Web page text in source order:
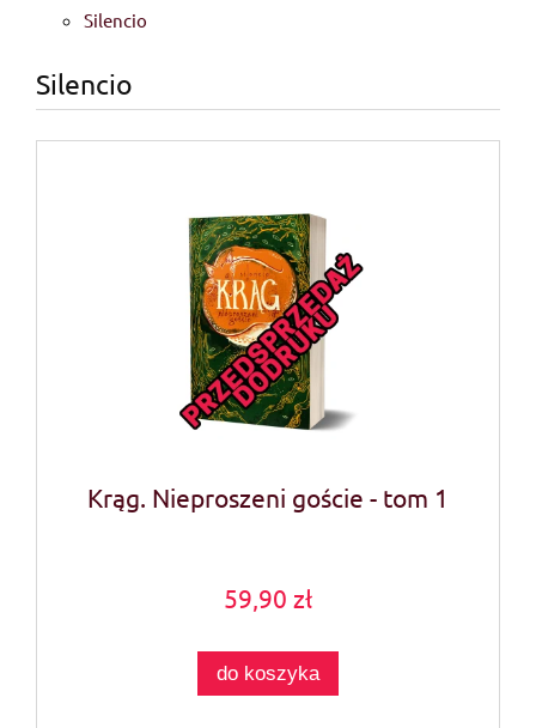
Silencio
Silencio
Krąg. Nieproszeni goście - tom 1
59,90 zł
do koszyka